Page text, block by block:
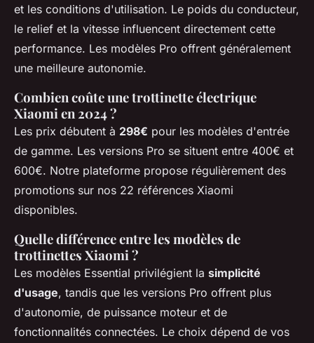
et les conditions d'utilisation. Le poids du conducteur,
le relief et la vitesse influencent directement cette
performance. Les modèles Pro offrent généralement
une meilleure autonomie.
Combien coûte une trottinette électrique
Xiaomi en 2024 ?
Les prix débutent à 298€ pour les modèles d'entrée
de gamme. Les versions Pro se situent entre 400€ et
600€. Notre plateforme propose régulièrement des
promotions sur nos 22 références Xiaomi
disponibles.
Quelle différence entre les modèles de
trottinettes Xiaomi ?
Les modèles Essential privilégient la simplicité
d'usage, tandis que les versions Pro offrent plus
d'autonomie, de puissance moteur et de
fonctionnalités connectées. Le choix dépend de vos